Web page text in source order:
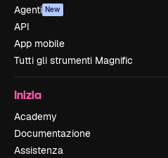
Agenti New
API
App mobile
Tutti gli strumenti Magnific
Inizia
Academy
Documentazione
Assistenza